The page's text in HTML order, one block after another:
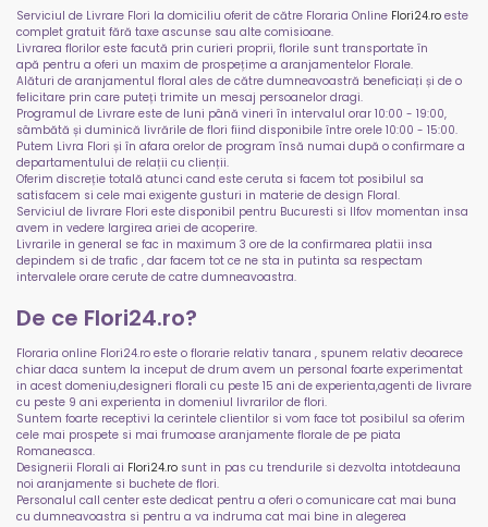
Serviciul de Livrare Flori la domiciliu oferit de către Floraria Online Flori24.ro este
complet gratuit fără taxe ascunse sau alte comisioane.
Livrarea florilor este facută prin curieri proprii, florile sunt transportate în
apă pentru a oferi un maxim de prospețime a aranjamentelor Florale.
Alături de aranjamentul floral ales de către dumneavoastră beneficiați și de o
felicitare prin care puteți trimite un mesaj persoanelor dragi.
Programul de Livrare este de luni până vineri în intervalul orar 10:00 - 19:00,
sâmbătă și duminică livrările de flori fiind disponibile între orele 10:00 - 15:00.
Putem Livra Flori și în afara orelor de program însă numai după o confirmare a
departamentului de relații cu clienții.
Oferim discreție totală atunci cand este ceruta si facem tot posibilul sa
satisfacem si cele mai exigente gusturi in materie de design Floral.
Serviciul de livrare Flori este disponibil pentru Bucuresti si Ilfov momentan insa
avem in vedere largirea ariei de acoperire.
Livrarile in general se fac in maximum 3 ore de la confirmarea platii insa
depindem si de trafic , dar facem tot ce ne sta in putinta sa respectam
intervalele orare cerute de catre dumneavoastra.
De ce Flori24.ro?
Floraria online Flori24.ro este o florarie relativ tanara , spunem relativ deoarece
chiar daca suntem la inceput de drum avem un personal foarte experimentat
in acest domeniu,designeri florali cu peste 15 ani de experienta,agenti de livrare
cu peste 9 ani experienta in domeniul livrarilor de flori.
Suntem foarte receptivi la cerintele clientilor si vom face tot posibilul sa oferim
cele mai prospete si mai frumoase aranjamente florale de pe piata
Romaneasca.
Designerii Florali ai Flori24.ro sunt in pas cu trendurile si dezvolta intotdeauna
noi aranjamente si buchete de flori.
Personalul call center este dedicat pentru a oferi o comunicare cat mai buna
cu dumneavoastra si pentru a va indruma cat mai bine in alegerea